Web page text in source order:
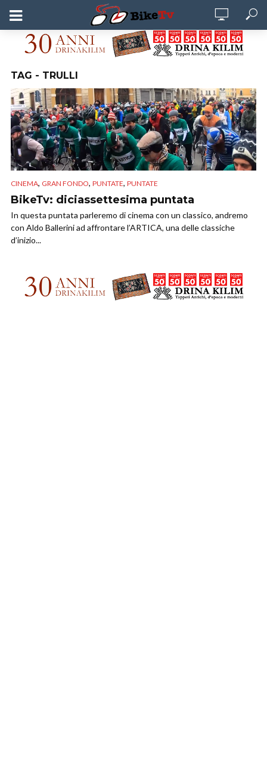
TAG - TRULLI
CINEMA, GRAN FONDO, PUNTATE, PUNTATE
BikeTv: diciassettesima puntata
In questa puntata parleremo di cinema con un classico, andremo
con Aldo Ballerini ad affrontare l’ARTICA, una delle classiche
d’inizio...